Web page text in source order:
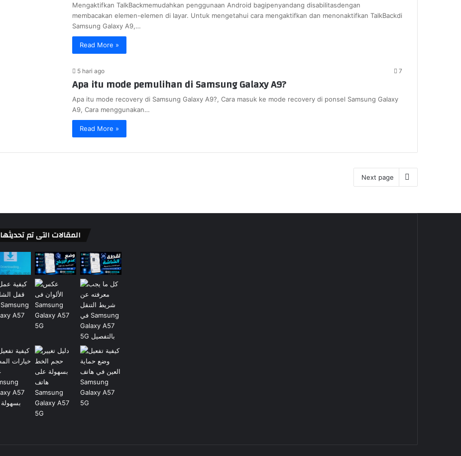
Mengaktifkan TalkBackmemudahkan penggunaan Android bagipenyandang disabilitasdengan
membacakan elemen-elemen di layar. Untuk mengetahui cara mengaktifkan dan menonaktifkan TalkBackdi
Samsung Galaxy A9,…
Read More »
5 hari ago 7
Apa itu mode pemulihan di Samsung Galaxy A9?
Apa itu mode recovery di Samsung Galaxy A9?, Cara masuk ke mode recovery di ponsel Samsung Galaxy
A9, Cara menggunakan…
Read More »
Next page
المقالات التى تم تحديثها